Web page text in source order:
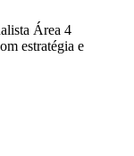
Área 4
estratégia e